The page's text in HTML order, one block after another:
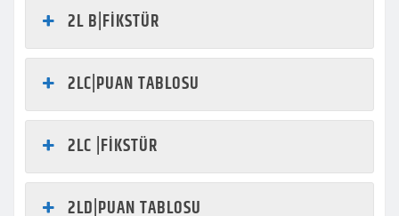
2L B|FİKSTÜR
2LC|PUAN TABLOSU
2LC |FİKSTÜR
2LD|PUAN TABLOSU